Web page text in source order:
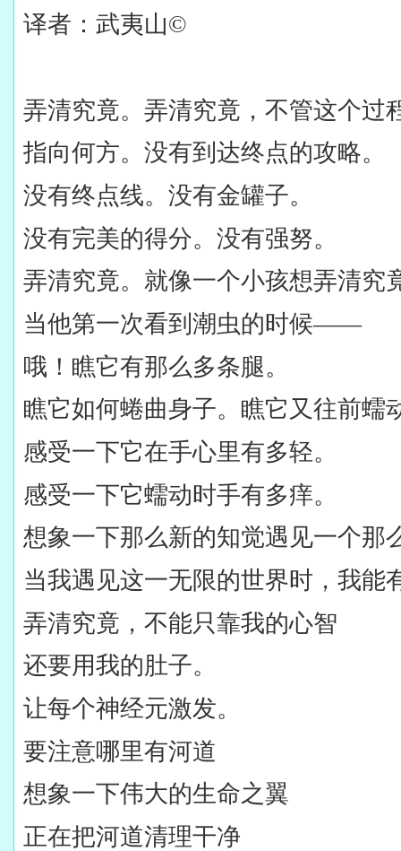
译者：武夷山©
弄清究竟。弄清究竟，不管这个过
指向何方。没有到达终点的攻略。
没有终点线。没有金罐子。
没有完美的得分。没有强努。
弄清究竟。就像一个小孩想弄清究
当他第一次看到潮虫的时候——
哦！瞧它有那么多条腿。
瞧它如何蜷曲身子。瞧它又往前蠕
感受一下它在手心里有多轻。
感受一下它蠕动时手有多痒。
想象一下那么新的知觉遇见一个那
当我遇见这一无限的世界时，我能
弄清究竟，不能只靠我的心智
还要用我的肚子。
让每个神经元激发。
要注意哪里有河道
想象一下伟大的生命之翼
正在把河道清理干净